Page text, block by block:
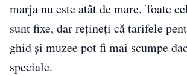
marja nu este atât de mare. Toate
sunt fixe, dar rețineți că tarifele
ghid și muzee pot fi mai scumpe
speciale.